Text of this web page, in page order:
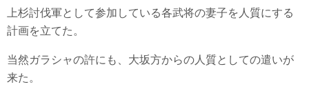
上杉討伐軍として参加している各武将の妻子を人質にする
計画を立てた。
当然ガラシャの許にも、大坂方からの人質としての遣いが
来た。